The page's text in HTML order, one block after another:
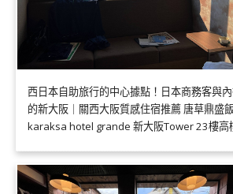
西日本自助旅行的中心據點！日本商務客與
的新大阪｜關西大阪質感住宿推薦 唐草鼎盛
karaksa hotel grande 新大阪Tower 23樓高